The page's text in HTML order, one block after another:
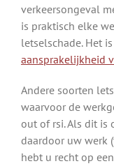
verkeersongeval
is praktisch elke
letselschade. Het
aansprakelijkheid
Andere soorten
waarvoor de
out of rsi. Als dit is
daardoor uw werk
hebt u recht op